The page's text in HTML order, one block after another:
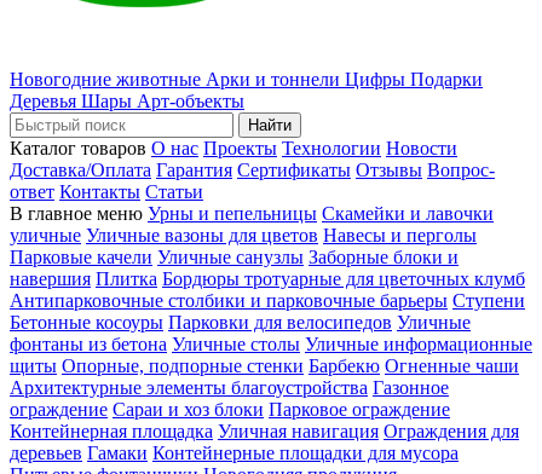
Новогодние животные Арки и тоннели Цифры Подарки
Деревья Шары Арт-объекты
Найти
Каталог товаров О нас Проекты Технологии Новости
Доставка/Оплата Гарантия Сертификаты Отзывы Вопрос-
ответ Контакты Статьи
В главное меню Урны и пепельницы Скамейки и лавочки
уличные Уличные вазоны для цветов Навесы и перголы
Парковые качели Уличные санузлы Заборные блоки и
навершия Плитка Бордюры тротуарные для цветочных клумб
Антипарковочные столбики и парковочные барьеры Ступени
Бетонные косоуры Парковки для велосипедов Уличные
фонтаны из бетона Уличные столы Уличные информационные
щиты Опорные, подпорные стенки Барбекю Огненные чаши
Архитектурные элементы благоустройства Газонное
ограждение Сараи и хоз блоки Парковое ограждение
Контейнерная площадка Уличная навигация Ограждения для
деревьев Гамаки Контейнерные площадки для мусора